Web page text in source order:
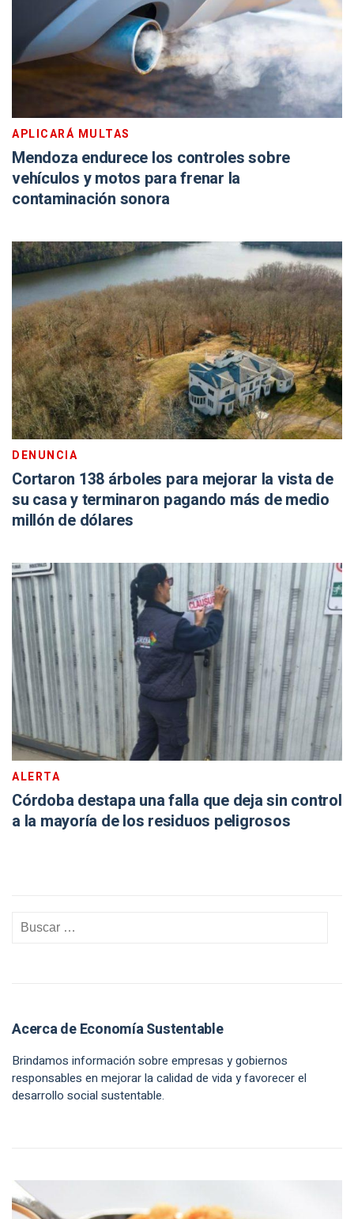
APLICARÁ MULTAS
Mendoza endurece los controles sobre
vehículos y motos para frenar la
contaminación sonora
DENUNCIA
Cortaron 138 árboles para mejorar la vista de
su casa y terminaron pagando más de medio
millón de dólares
ALERTA
Córdoba destapa una falla que deja sin control
a la mayoría de los residuos peligrosos
Acerca de Economía Sustentable
Brindamos información sobre empresas y gobiernos
responsables en mejorar la calidad de vida y favorecer el
desarrollo social sustentable.